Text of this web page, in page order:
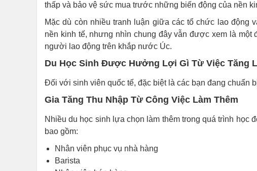
thấp và bảo vệ sức mua trước những biến động của nền
Mặc dù còn nhiều tranh luận giữa các tổ chức lao động
nền kinh tế, nhưng nhìn chung đây vẫn được xem là
người lao động trên khắp nước Úc.
Du Học Sinh Được Hưởng Lợi Gì Từ Việc Tăng
Đối với sinh viên quốc tế, đặc biệt là các bạn đang chuẩn
Gia Tăng Thu Nhập Từ Công Việc Làm Thêm
Nhiều du học sinh lựa chọn làm thêm trong quá trình học
bao gồm:
Nhân viên phục vụ nhà hàng
Barista